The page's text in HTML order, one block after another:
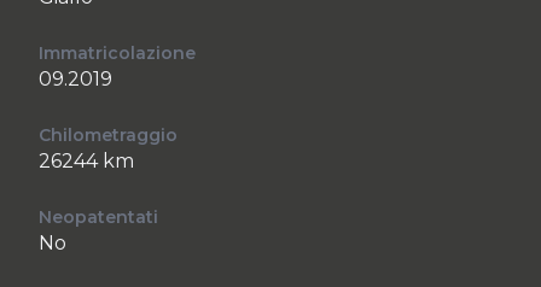
Immatricolazione
09.2019
Chilometraggio
26244 km
Neopatentati
No